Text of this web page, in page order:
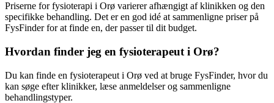
Priserne forfysioterapi i Orø varierer afhængigt af klinikken og den
specifikke behandling. Det er en god idé at sammenligne priser på
FysFinder for at finde en, der passer til dit budget.
Hvordan finder jeg en fysioterapeut i Orø?
Du kan finde en fysioterapeut i Orø ved at bruge FysFinder, hvor du
kan søge efter klinikker, læse anmeldelser og sammenligne
behandlingstyper.